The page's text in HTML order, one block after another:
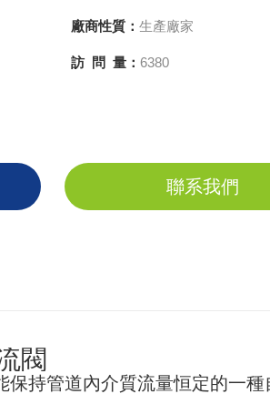
廠商性質： 生產廠家
訪 問 量： 6380
聯系我們
閥
持管道內介質流量恒定的一種